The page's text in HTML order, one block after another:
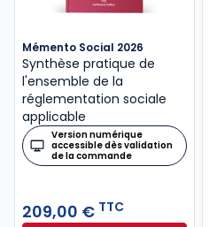
Mémento Social 2026
Synthèse pratique de
l'ensemble de la
réglementation sociale
applicable
Version numérique
accessible dès validation
de la commande
209,00 € TTC